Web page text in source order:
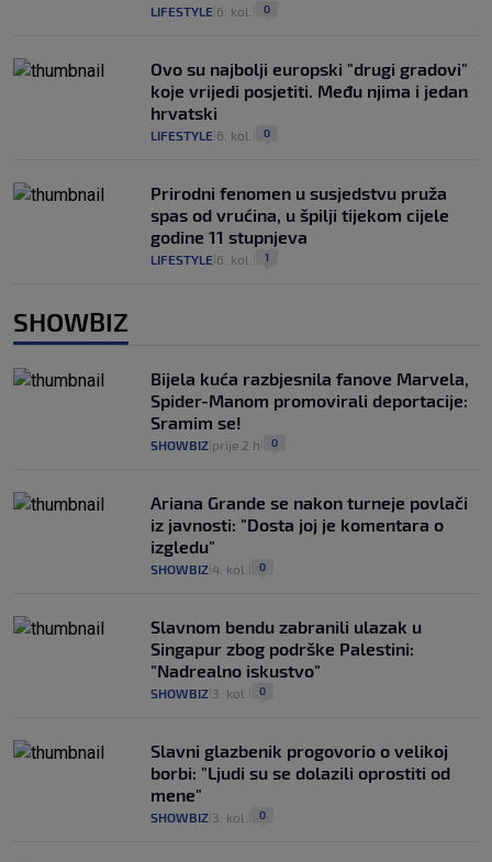
LIFESTYLE 6. kol. 0
Ovo su najbolji europski "drugi gradovi"
koje vrijedi posjetiti. Među njima i jedan
hrvatski
LIFESTYLE 6. kol. 0
Prirodni fenomen u susjedstvu pruža
spas od vrućina, u špilji tijekom cijele
godine 11 stupnjeva
LIFESTYLE 6. kol. 1
SHOWBIZ
Bijela kuća razbjesnila fanove Marvela,
Spider-Manom promovirali deportacije:
Sramim se!
SHOWBIZ prije 2 h 0
Ariana Grande se nakon turneje povlači
iz javnosti: "Dosta joj je komentara o
izgledu"
SHOWBIZ 4. kol. 0
Slavnom bendu zabranili ulazak u
Singapur zbog podrške Palestini:
"Nadrealno iskustvo"
SHOWBIZ 3. kol. 0
Slavni glazbenik progovorio o velikoj
borbi: "Ljudi su se dolazili oprostiti od
mene"
SHOWBIZ 3. kol. 0